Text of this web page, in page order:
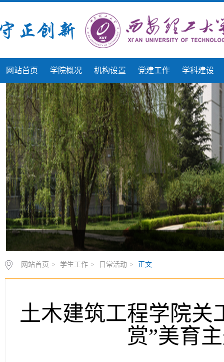
网站首页 学院概况 机构设置 党建工作 学科建设
网站首页 > 学生工作 > 日常活动 > 正文
土木建筑工程学院关
赏”美育